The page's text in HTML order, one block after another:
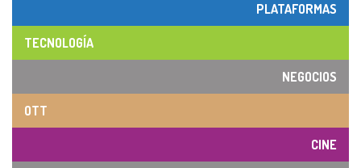
PLATAFORMAS
TECNOLOGÍA
NEGOCIOS
OTT
CINE